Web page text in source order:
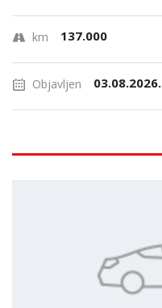
km 137.000
Objavljen 03.08.2026.